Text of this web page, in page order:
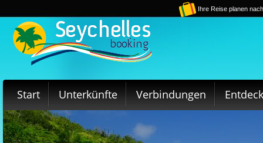
Ihre Reise planen
Start Unterkünfte Verbindungen